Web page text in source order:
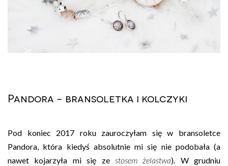
Pandora - bransoletka i kolczyki
Pod koniec 2017 roku zauroczyłam się w bransoletce
Pandora, która kiedyś absolutnie mi się nie podobała (a
nawet kojarzyła mi się ze stosem żelastwa). W grudniu